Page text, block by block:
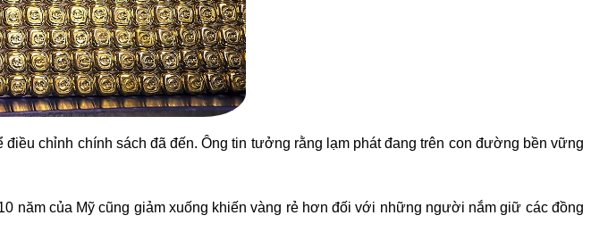
chỉnh chính sách đã đến. Ông tin tưởng rằng lạm phát đang trên con đường bền vững
năm của Mỹ cũng giảm xuống khiến vàng rẻ hơn đối với những người nắm giữ các đồng